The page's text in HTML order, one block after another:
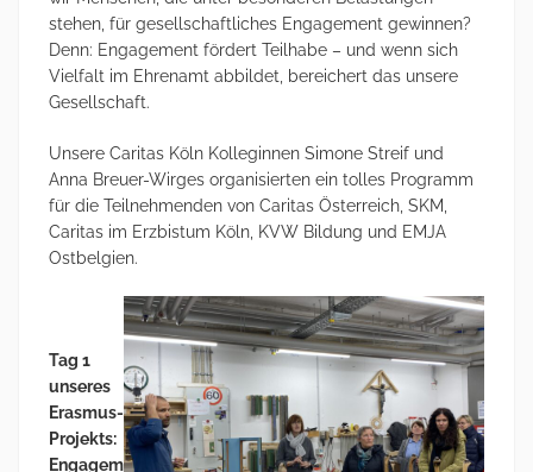
stehen, für gesellschaftliches Engagement gewinnen?
Denn: Engagement fördert Teilhabe – und wenn sich
Vielfalt im Ehrenamt abbildet, bereichert das unsere
Gesellschaft.
Unsere Caritas Köln Kolleginnen Simone Streif und
Anna Breuer-Wirges organisierten ein tolles Programm
für die Teilnehmenden von Caritas Österreich, SKM,
Caritas im Erzbistum Köln, KVW Bildung und EMJA
Ostbelgien.
Tag 1
unseres
Erasmus-
Projekts:
Engagem